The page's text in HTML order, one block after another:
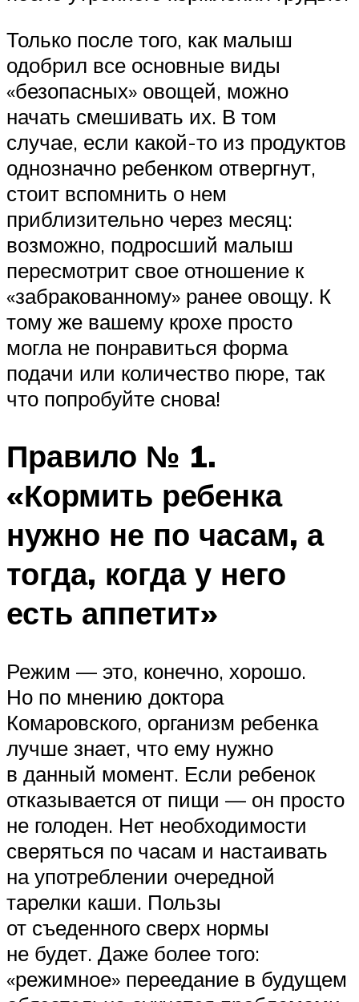
Только после того, как малыш
одобрил все основные виды
«безопасных» овощей, можно
начать смешивать их. В том
случае, если какой-то из продуктов
однозначно ребенком отвергнут,
стоит вспомнить о нем
приблизительно через месяц:
возможно, подросший малыш
пересмотрит свое отношение к
«забракованному» ранее овощу. К
тому же вашему крохе просто
могла не понравиться форма
подачи или количество пюре, так
что попробуйте снова!
Правило № 1.
«Кормить ребенка
нужно не по часам, а
тогда, когда у него
есть аппетит»
Режим — это, конечно, хорошо.
Но по мнению доктора
Комаровского, организм ребенка
лучше знает, что ему нужно
в данный момент. Если ребенок
отказывается от пищи — он просто
не голоден. Нет необходимости
сверяться по часам и настаивать
на употреблении очередной
тарелки каши. Пользы
от съеденного сверх нормы
не будет. Даже более того:
«режимное» переедание в будущем